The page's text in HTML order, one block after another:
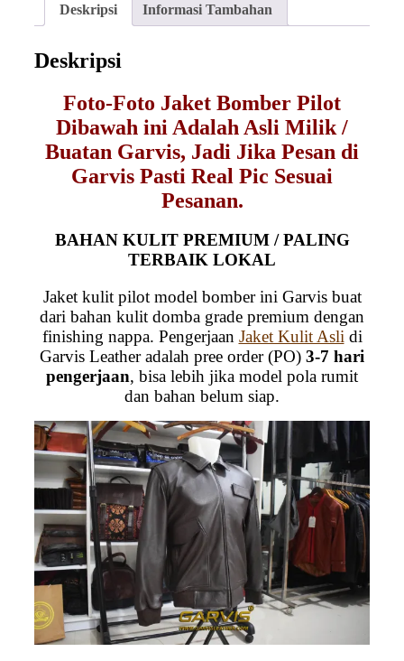
Deskripsi Informasi Tambahan
Deskripsi
Foto-Foto Jaket Bomber Pilot
Dibawah ini Adalah Asli Milik /
Buatan Garvis, Jadi Jika Pesan di
Garvis Pasti Real Pic Sesuai
Pesanan.
BAHAN KULIT PREMIUM / PALING
TERBAIK LOKAL
Jaket kulit pilot model bomber ini Garvis buat
dari bahan kulit domba grade premium dengan
finishing nappa. Pengerjaan Jaket Kulit Asli di
Garvis Leather adalah pree order (PO) 3-7 hari
pengerjaan, bisa lebih jika model pola rumit
dan bahan belum siap.